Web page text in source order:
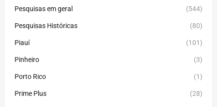
Pesquisas em geral (544)
Pesquisas Históricas (80)
Piauí (101)
Pinheiro (3)
Porto Rico (1)
Prime Plus (28)